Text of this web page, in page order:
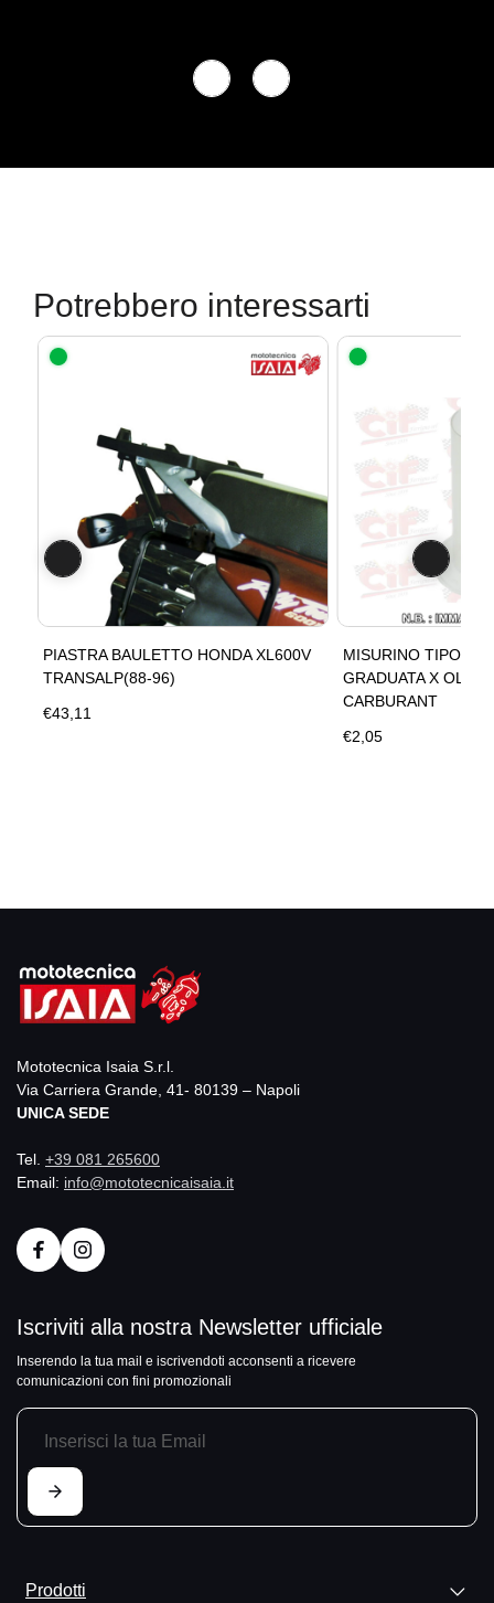
Potrebbero interessarti
PIASTRA BAULETTO HONDA XL600V
TRANSALP(88-96)
€43,11
MISURINO TIPO
GRADUATA X OLIO
CARBURANT
€2,05
Mototecnica Isaia S.r.l.
Via Carriera Grande, 41- 80139 – Napoli
UNICA SEDE
Tel. +39 081 265600
Email: info@mototecnicaisaia.it
Iscriviti alla nostra Newsletter ufficiale
Inserendo la tua mail e iscrivendoti acconsenti a ricevere
comunicazioni con fini promozionali
Prodotti